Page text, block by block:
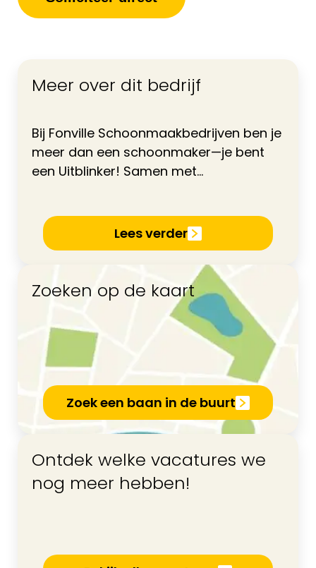
Meer over dit bedrijf
Bij Fonville Schoonmaakbedrijven ben je
meer dan een schoonmaker—je bent
een Uitblinker! Samen met...
Lees verder
Zoeken op de kaart
Zoek een baan in de buurt
Ontdek welke vacatures we
nog meer hebben!